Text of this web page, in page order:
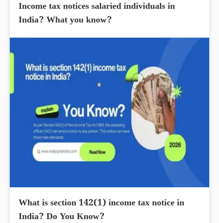
Income tax notices salaried individuals in
India? What you know?
What is section 142(1) income tax notice in
India? Do You Know?